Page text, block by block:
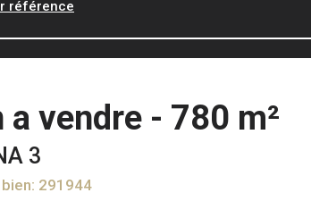
référence
vendre - 780 m²
3
291944